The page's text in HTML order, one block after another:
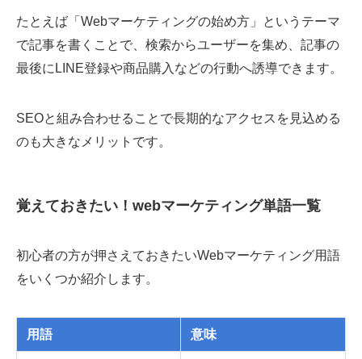
たとえば「Webマーケティングの始め方」というテーマ
で記事を書くことで、検索からユーザーを集め、記事の
最後にLINE登録や商品購入などの行動へ誘導できます。
SEOと組み合わせることで長期的なアクセスを見込める
のも大きなメリットです。
覚えておきたい！webマーケティング単語一覧
初心者の方が押さえておきたいWebマーケティング用語
をいくつか紹介します。
用語 意味